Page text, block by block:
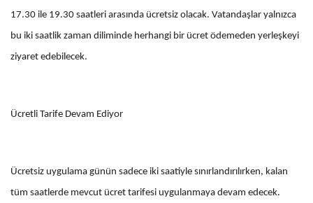
17.30 ile 19.30 saatleri arasında ücretsiz olacak. Vatandaşlar yalnızca
bu iki saatlik zaman diliminde herhangi bir ücret ödemeden yerleşkeyi
ziyaret edebilecek.
Ücretli Tarife Devam Ediyor
Ücretsiz uygulama günün sadece iki saatiyle sınırlandırılırken, kalan
tüm saatlerde mevcut ücret tarifesi uygulanmaya devam edecek.